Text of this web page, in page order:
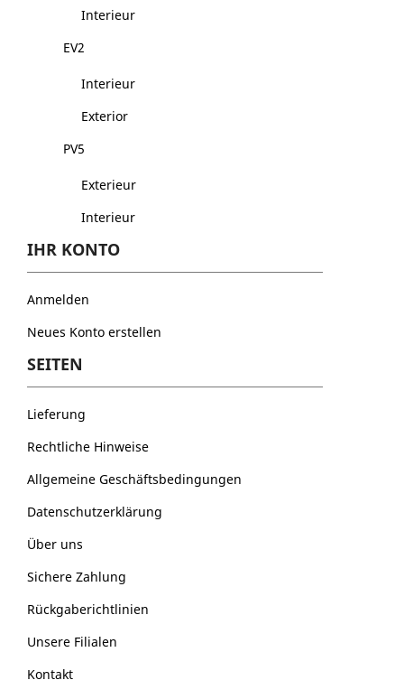
Interieur
EV2
Interieur
Exterior
PV5
Exterieur
Interieur
IHR KONTO
Anmelden
Neues Konto erstellen
SEITEN
Lieferung
Rechtliche Hinweise
Allgemeine Geschäftsbedingungen
Datenschutzerklärung
Über uns
Sichere Zahlung
Rückgaberichtlinien
Unsere Filialen
Kontakt